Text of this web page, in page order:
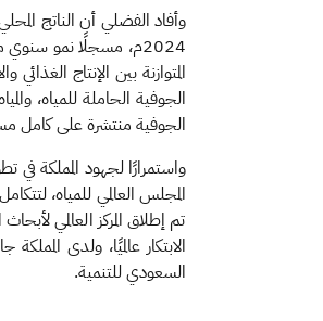
المتوازنة بين الإنتاج
الجوفية الحاملة للمياه،
الجوفية منتشرة على كامل
السعودي للتنمية.​